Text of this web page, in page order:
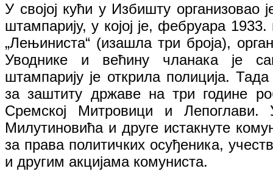
У својој кући у Избишту организовао
штампарију, у којој је, фебруара
„Лењиниста“ (изашла три броја),
Уводнике и већину чланака је
штампарију је открила полиција.
за заштиту државе на три године
Сремској Митровици и
Милутиновића и друге истакнуте
за права политичких осуђеника,
и другим акцијама комуниста.